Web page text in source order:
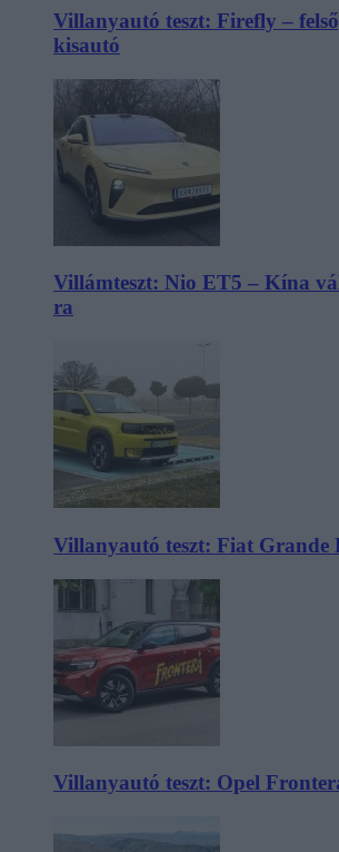
Villanyautó teszt: Firefly –
kisautó
Villámteszt: Nio ET5 – Kína
ra
Villanyautó teszt: Fiat Grande
Villanyautó teszt: Opel